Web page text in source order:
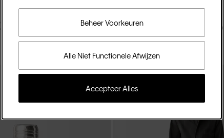
Shop de lentecollectie 2026
Alle Niet Functionele Afwijzen
Beheer Voorkeuren
Accepteer Alles